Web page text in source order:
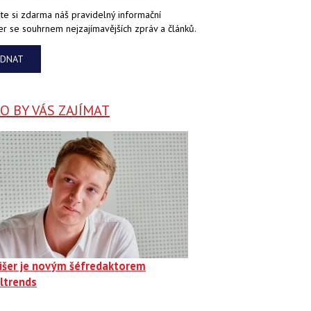
si zdarma náš pravidelný informační
se souhrnem nejzajímavějších zpráv a článků.
BY VÁS ZAJÍMAT
je novým šéfredaktorem